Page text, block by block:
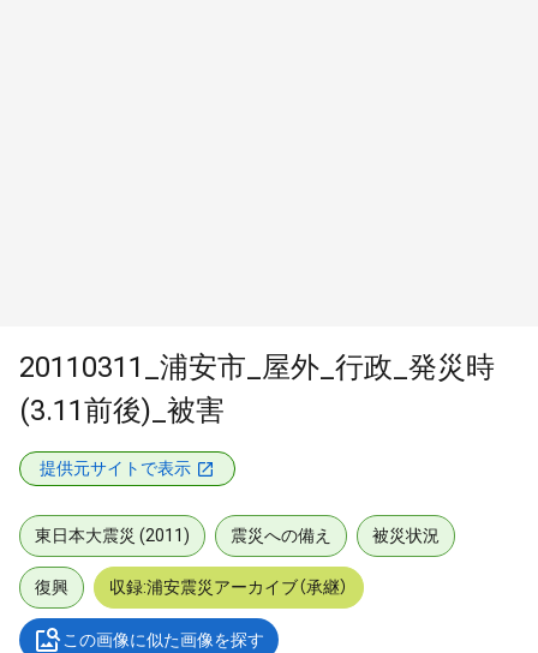
20110311_浦安市_屋外_行政_発災時
(3.11前後)_被害
提供元サイトで表示
東日本大震災 (2011) 震災への備え 被災状況
復興 収録:浦安震災アーカイブ（承継）
この画像に似た画像を探す